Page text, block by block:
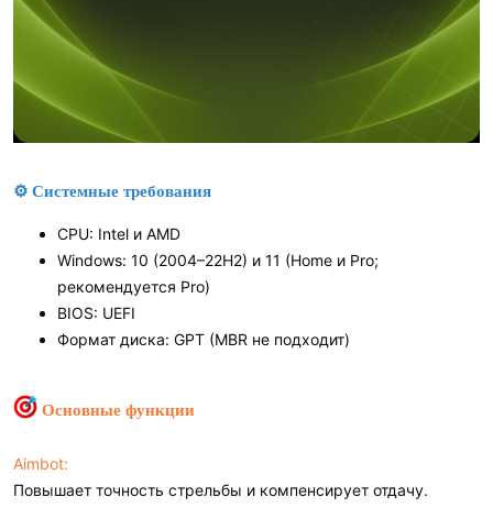
⚙ Системные требования
CPU: Intel и AMD
Windows: 10 (2004–22H2) и 11 (Home и Pro;
рекомендуется Pro)
BIOS: UEFI
Формат диска: GPT (MBR не подходит)
Основные функции
Aimbot:
Повышает точность стрельбы и компенсирует отдачу.